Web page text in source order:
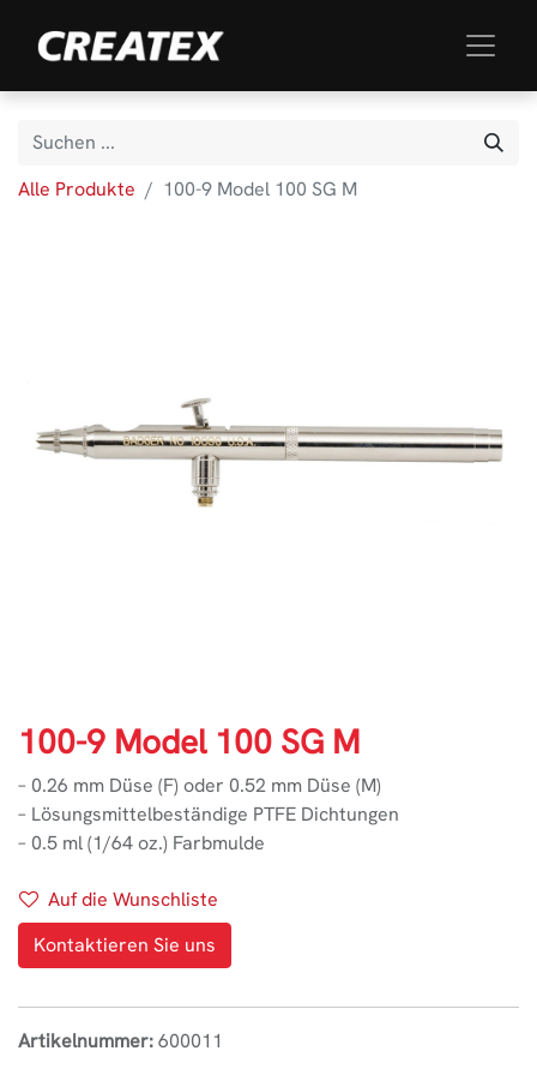
Alle Produkte 100-9 Model 100 SG M
100-9 Model 100 SG M
– 0.26 mm Düse (F) oder 0.52 mm Düse (M)
– Lösungsmittelbeständige PTFE Dichtungen
– 0.5 ml (1/64 oz.) Farbmulde
Auf die Wunschliste
Kontaktieren Sie uns
Artikelnummer:600011